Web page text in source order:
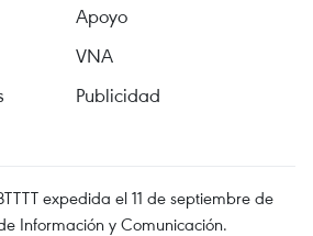
Apoyo
VNA
Publicidad
expedida el 11 de septiembre de
Información y Comunicación.